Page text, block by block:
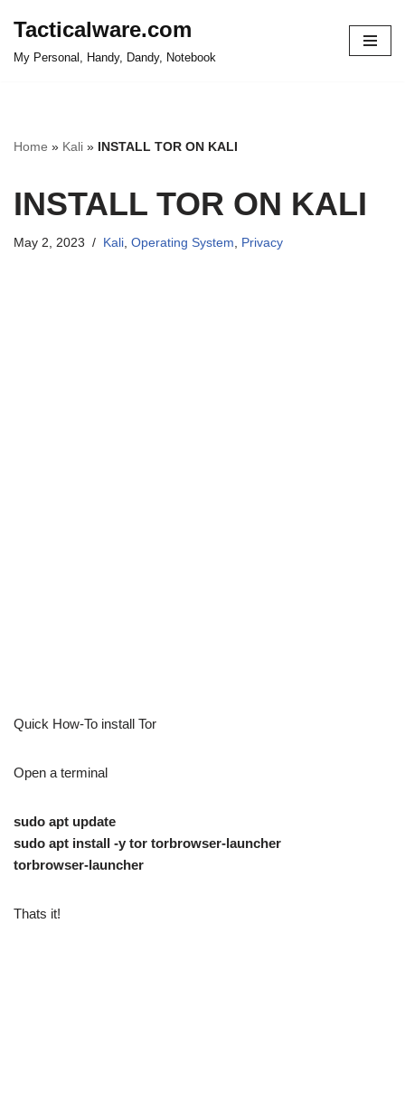
Tacticalware.com
My Personal, Handy, Dandy, Notebook
Home » Kali » INSTALL TOR ON KALI
INSTALL TOR ON KALI
May 2, 2023 Kali, Operating System, Privacy
Quick How-To install Tor
Open a terminal
sudo apt update
sudo apt install -y tor torbrowser-launcher
torbrowser-launcher
Thats it!